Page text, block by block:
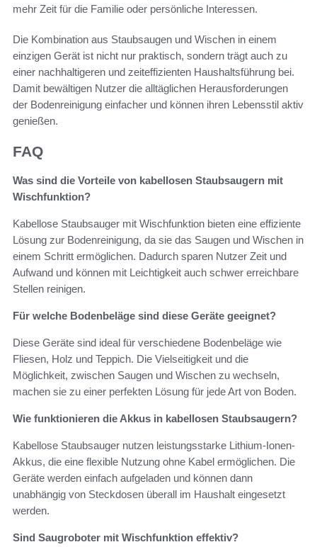
mehr Zeit für die Familie oder persönliche Interessen.
Die Kombination aus Staubsaugen und Wischen in einem
einzigen Gerät ist nicht nur praktisch, sondern trägt auch zu
einer nachhaltigeren und zeiteffizienten Haushaltsführung bei.
Damit bewältigen Nutzer die alltäglichen Herausforderungen
der Bodenreinigung einfacher und können ihren Lebensstil aktiv
genießen.
FAQ
Was sind die Vorteile von kabellosen Staubsaugern mit
Wischfunktion?
Kabellose Staubsauger mit Wischfunktion bieten eine effiziente
Lösung zur Bodenreinigung, da sie das Saugen und Wischen in
einem Schritt ermöglichen. Dadurch sparen Nutzer Zeit und
Aufwand und können mit Leichtigkeit auch schwer erreichbare
Stellen reinigen.
Für welche Bodenbeläge sind diese Geräte geeignet?
Diese Geräte sind ideal für verschiedene Bodenbeläge wie
Fliesen, Holz und Teppich. Die Vielseitigkeit und die
Möglichkeit, zwischen Saugen und Wischen zu wechseln,
machen sie zu einer perfekten Lösung für jede Art von Boden.
Wie funktionieren die Akkus in kabellosen Staubsaugern?
Kabellose Staubsauger nutzen leistungsstarke Lithium-Ionen-
Akkus, die eine flexible Nutzung ohne Kabel ermöglichen. Die
Geräte werden einfach aufgeladen und können dann
unabhängig von Steckdosen überall im Haushalt eingesetzt
werden.
Sind Saugroboter mit Wischfunktion effektiv?